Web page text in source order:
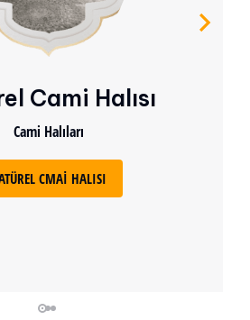
Cami Halısı
Cami Halıları
CMAI HALISI